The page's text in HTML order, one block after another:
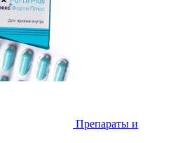
Препараты и